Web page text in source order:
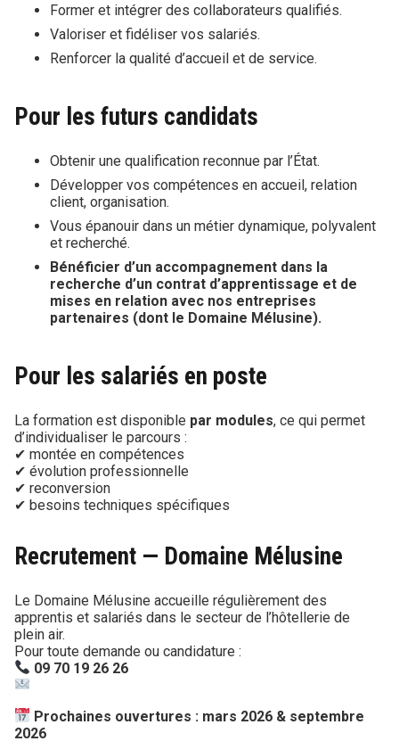
Former et intégrer des collaborateurs qualifiés.
Valoriser et fidéliser vos salariés.
Renforcer la qualité d’accueil et de service.
Pour les futurs candidats
Obtenir une qualification reconnue par l’État.
Développer vos compétences en accueil, relation
client, organisation.
Vous épanouir dans un métier dynamique, polyvalent
et recherché.
Bénéficier d’un accompagnement dans la
recherche d’un contrat d’apprentissage et de
mises en relation avec nos entreprises
partenaires (dont le Domaine Mélusine).
Pour les salariés en poste
La formation est disponible par modules, ce qui permet
d’individualiser le parcours :
✔ montée en compétences
✔ évolution professionnelle
✔ reconversion
✔ besoins techniques spécifiques
Recrutement — Domaine Mélusine
Le Domaine Mélusine accueille régulièrement des
apprentis et salariés dans le secteur de l’hôtellerie de
plein air.
Pour toute demande ou candidature :
09 70 19 26 26
Prochaines ouvertures : mars 2026 & septembre
2026